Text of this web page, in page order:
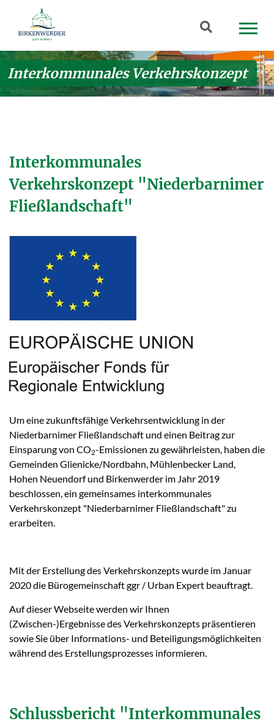
Zum Hauptinhalt springen
Suchbegriff
Interkommunales Verkehrskonzept
Interkommunales
Verkehrskonzept "Niederbarnimer
Fließlandschaft"
Um eine zukunftsfähige Verkehrsentwicklung in der
Niederbarnimer Fließlandschaft und einen Beitrag zur
Einsparung von CO2-Emissionen zu gewährleisten, haben die
Gemeinden Glienicke/Nordbahn, Mühlenbecker Land,
Hohen Neuendorf und Birkenwerder im Jahr 2019
beschlossen, ein gemeinsames interkommunales
Verkehrskonzept "Niederbarnimer Fließlandschaft" zu
erarbeiten.
Mit der Erstellung des Verkehrskonzepts wurde im Januar
2020 die Bürogemeinschaft ggr / Urban Expert beauftragt.
Auf dieser Webseite werden wir Ihnen
(Zwischen-)Ergebnisse des Verkehrskonzepts präsentieren
sowie Sie über Informations- und Beteiligungsmöglichkeiten
während des Erstellungsprozesses informieren.
Schlussbericht "Interkommunales